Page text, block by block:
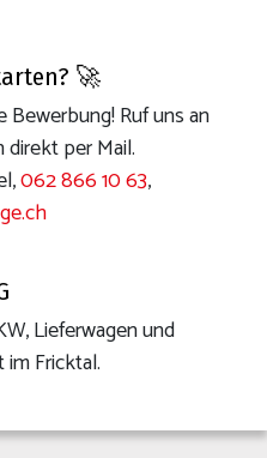
🚀
Bewerbung! Ruf uns an
per Mail.
062 866 10 63,
Lieferwagen und
im Fricktal.